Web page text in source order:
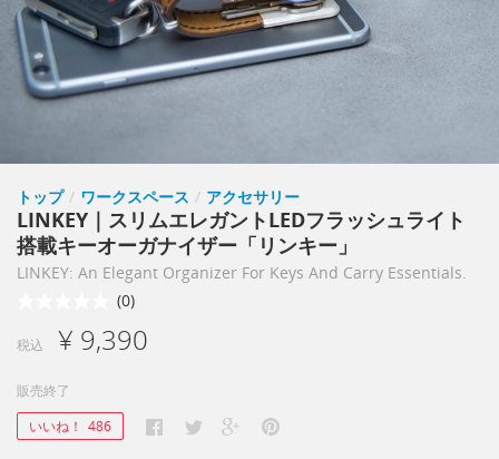
トップ / ワークスペース / アクセサリー
LINKEY｜スリムエレガントLEDフラッシュライト
搭載キーオーガナイザー「リンキー」
LINKEY: An Elegant Organizer For Keys And Carry Essentials.
(0)
税込 ¥ 9,390
販売終了
いいね！ 486